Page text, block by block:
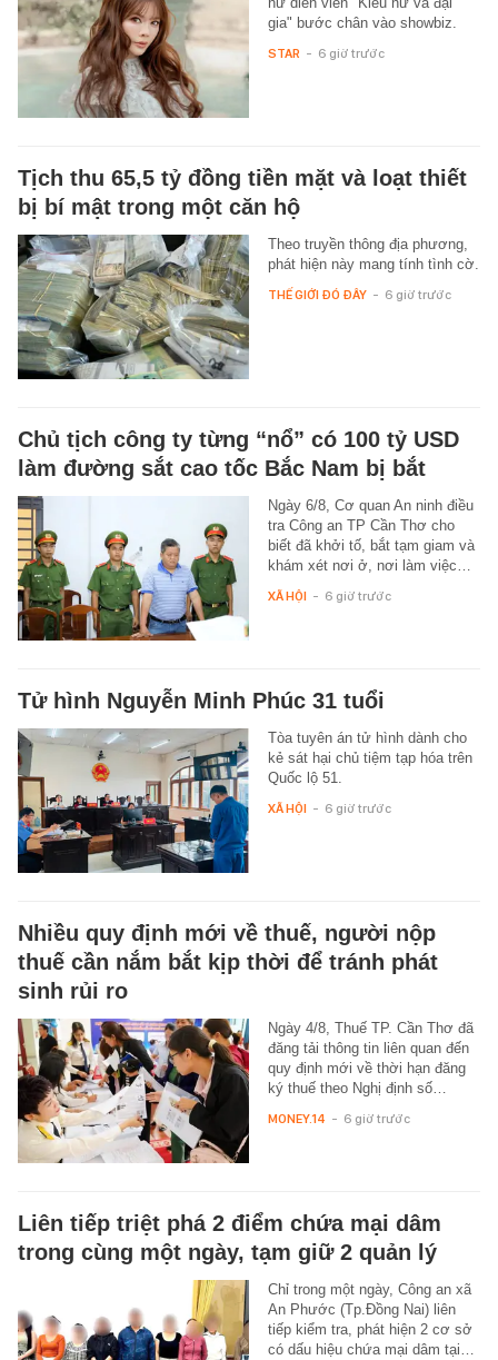
gia" bước chân vào showbiz.
STAR - 6 giờ trước
Tịch thu 65,5 tỷ đồng tiền mặt và loạt thiết
bị bí mật trong một căn hộ
Theo truyền thông địa phương,
phát hiện này mang tính tình cờ.
THẾ GIỚI ĐÓ ĐÂY - 6 giờ trước
Chủ tịch công ty từng “nổ” có 100 tỷ USD
làm đường sắt cao tốc Bắc Nam bị bắt
Ngày 6/8, Cơ quan An ninh điều
tra Công an TP Cần Thơ cho
biết đã khởi tố, bắt tạm giam và
khám xét nơi ở, nơi làm việc…
XÃ HỘI - 6 giờ trước
Tử hình Nguyễn Minh Phúc 31 tuổi
Tòa tuyên án tử hình dành cho
kẻ sát hại chủ tiệm tạp hóa trên
Quốc lộ 51.
XÃ HỘI - 6 giờ trước
Nhiều quy định mới về thuế, người nộp
thuế cần nắm bắt kịp thời để tránh phát
sinh rủi ro
Ngày 4/8, Thuế TP. Cần Thơ đã
đăng tải thông tin liên quan đến
quy định mới về thời hạn đăng
ký thuế theo Nghị định số…
MONEY.14 - 6 giờ trước
Liên tiếp triệt phá 2 điểm chứa mại dâm
trong cùng một ngày, tạm giữ 2 quản lý
Chỉ trong một ngày, Công an xã
An Phước (Tp.Đồng Nai) liên
tiếp kiểm tra, phát hiện 2 cơ sở
có dấu hiệu chứa mại dâm tại…